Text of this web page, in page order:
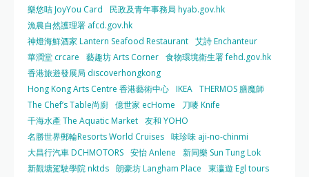
樂悠咭 JoyYou Card
民政及青年事務局 hyab.gov.hk
漁農自然護理署 afcd.gov.hk
神燈海鮮酒家 Lantern Seafood Restaurant 艾詩 Enchanteur
華潤堂 crcare
藝趣坊 Arts Corner 食物環境衛生署 fehd.gov.hk
香港旅遊發展局 discoverhongkong
Hong Kong Arts Centre 香港藝術中心 IKEA THERMOS 膳魔師
The Chef’s Table尚廚 億世家 ecHome
刀嘜 Knife
千海水產 The Aquatic Market 友和 YOHO
名勝世界郵輪Resorts World Cruises 味珍味 aji-no-chinmi
大昌行汽車 DCHMOTORS 安怡 Anlene
新同樂 Sun Tung Lok
新觀塘駕駛學院 nktds 朗豪坊 Langham Place
東瀛遊 Egl tours